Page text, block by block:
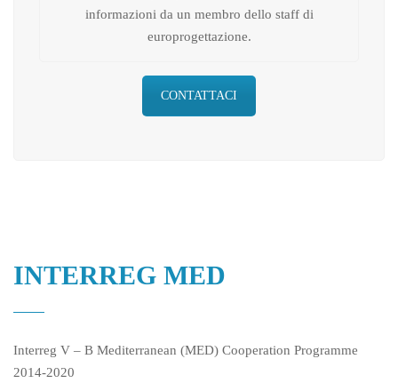
informazioni da un membro dello staff di
europrogettazione.
CONTATTACI
INTERREG MED
Interreg V – B Mediterranean (MED) Cooperation Programme
2014-2020